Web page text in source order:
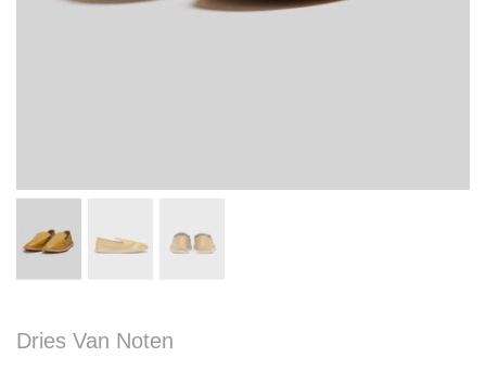
Dries Van Noten